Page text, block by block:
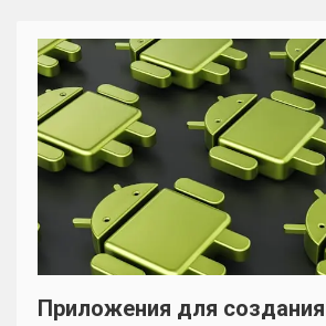
Приложения для